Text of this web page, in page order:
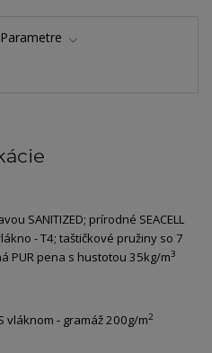
Parametre
SANITIZED; prírodné SEACELL
- T4; taštičkové pružiny so 7
PUR pena s hustotou 35kg/m3
vláknom - gramáž 200g/m2